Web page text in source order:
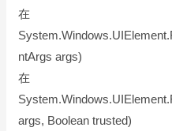
在
ntArgs args)
在
args, Boolean trusted)